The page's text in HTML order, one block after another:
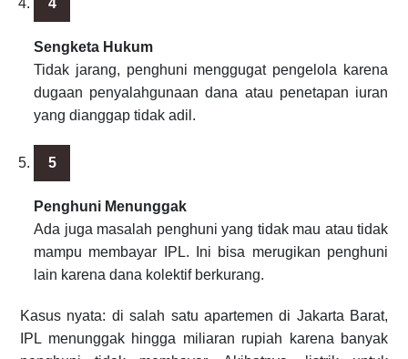
Sengketa Hukum
Tidak jarang, penghuni menggugat pengelola karena
dugaan penyalahgunaan dana atau penetapan iuran
yang dianggap tidak adil.
Penghuni Menunggak
Ada juga masalah penghuni yang tidak mau atau tidak
mampu membayar IPL. Ini bisa merugikan penghuni
lain karena dana kolektif berkurang.
Kasus nyata: di salah satu apartemen di Jakarta Barat,
IPL menunggak hingga miliaran rupiah karena banyak